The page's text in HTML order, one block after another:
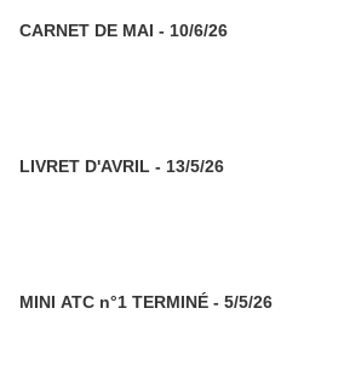
CARNET DE MAI - 10/6/26
LIVRET D'AVRIL - 13/5/26
MINI ATC n°1 TERMINÉ - 5/5/26